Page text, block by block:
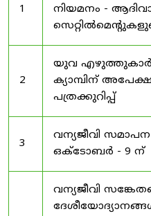
1
നിയമനം -
2
യുവ
ക്യാമ്പിന്
പത്രക്കുറിപ്പ്
3
വന്യജീവി
ഒക്ടോബർ - 9 ന്
വന്യജീവി